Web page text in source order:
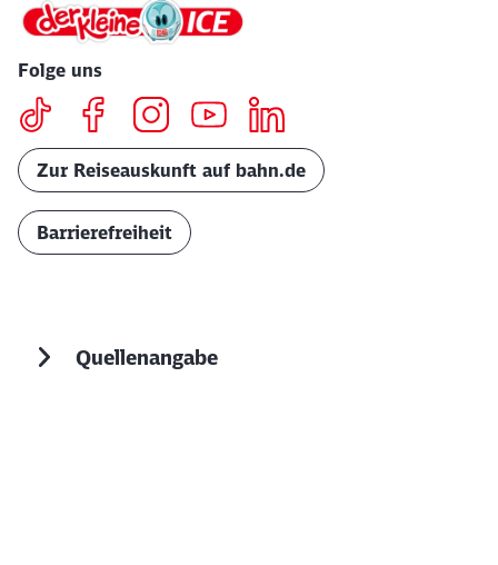
Folge uns
Zur Reiseauskunft auf bahn.de
Barrierefreiheit
Quellenangabe